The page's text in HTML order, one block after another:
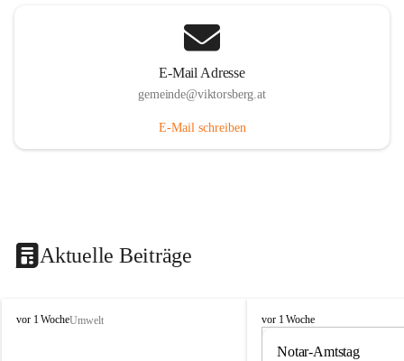
E-Mail Adresse
gemeinde@viktorsberg.at
E-Mail schreiben
Aktuelle Beiträge
V
vor 1 WocheUmwelt
V
vor 1 Woche
Notar-Amtstag